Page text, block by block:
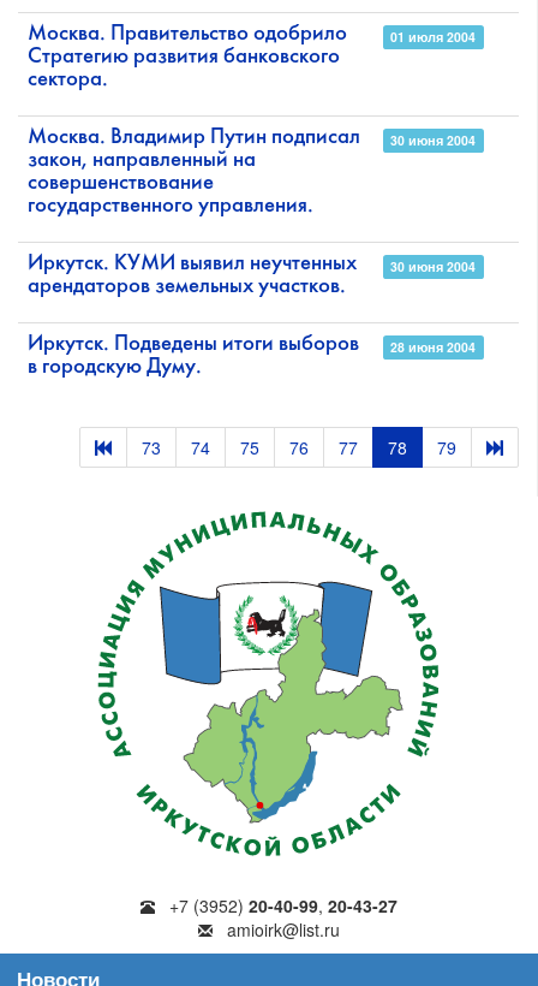
Москва. Правительство одобрило
Стратегию развития банковского
сектора.
01 июля 2004
Москва. Владимир Путин подписал
закон, направленный на
совершенствование
государственного управления.
30 июня 2004
Иркутск. КУМИ выявил неучтенных
арендаторов земельных участков.
30 июня 2004
Иркутск. Подведены итоги выборов
в городскую Думу.
28 июня 2004
73 74 75 76 77 78 79
+7 (3952) 20-40-99, 20-43-27
amioirk@list.ru
Новости